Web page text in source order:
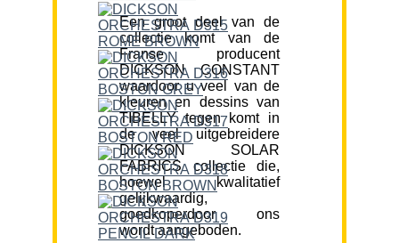
Een groot deel van de
collectie komt van de
Franse producent
DICKSON CONSTANT
waardoor u veel van de
kleuren en dessins van
TIBELLY tegen komt in
de veel uitgebreidere
DICKSON SOLAR
FABRICS collectie die,
hoewel kwalitatief
gelijkwaardig,
goedkoperdoor ons
wordt aangeboden.